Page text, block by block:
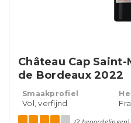
Château Cap
de Bordeaux 2022
Smaakprofiel
Vol, verfijnd